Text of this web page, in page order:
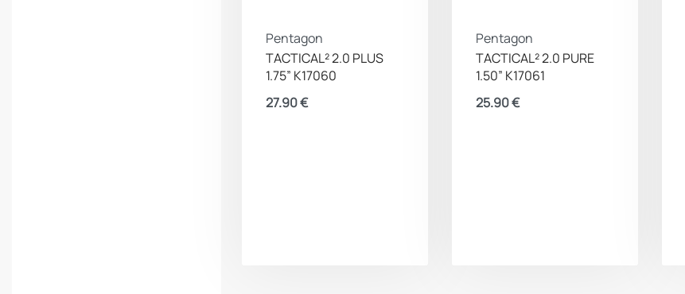
Pentagon
TACTICAL² 2.0 PLUS
1.75” K17060
27.90€
Pentagon
TACTICAL² 2.0 PURE
1.50” K17061
25.90€